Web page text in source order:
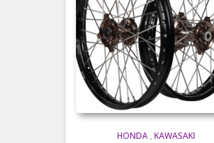
HONDA , KAWASAKI